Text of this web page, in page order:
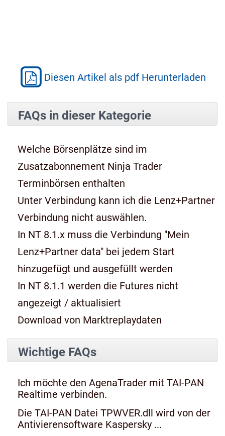
Diesen Artikel als pdf Herunterladen
FAQs in dieser Kategorie
Welche Börsenplätze sind im
Zusatzabonnement Ninja Trader
Terminbörsen enthalten
Unter Verbindung kann ich die Lenz+Partner
Verbindung nicht auswählen.
In NT 8.1.x muss die Verbindung "Mein
Lenz+Partner data" bei jedem Start
hinzugefügt und ausgefüllt werden
In NT 8.1.1 werden die Futures nicht
angezeigt / aktualisiert
Download von Marktreplaydaten
Wichtige FAQs
Ich möchte den AgenaTrader mit TAI-PAN
Realtime verbinden.
Die TAI-PAN Datei TPWVER.dll wird von der
Antivierensoftware Kaspersky ...